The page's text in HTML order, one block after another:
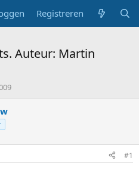
Registreren
Auteur: Martin
#1